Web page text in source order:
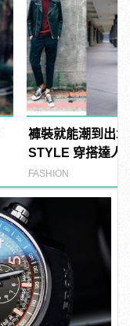
褲裝就能潮到出
STYLE 穿搭達人
感LOOK！
FASHION